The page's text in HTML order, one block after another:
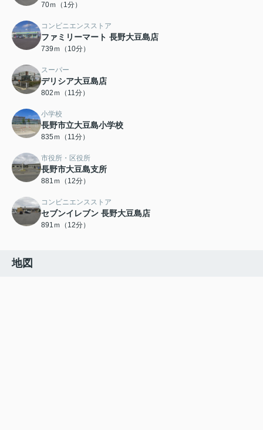
70ｍ（1分）
コンビニエンスストア
ファミリーマート 長野大豆島店
739ｍ（10分）
スーパー
デリシア大豆島店
802ｍ（11分）
小学校
長野市立大豆島小学校
835ｍ（11分）
市役所・区役所
長野市大豆島支所
881ｍ（12分）
コンビニエンスストア
セブンイレブン 長野大豆島店
891ｍ（12分）
地図